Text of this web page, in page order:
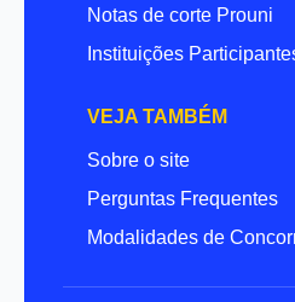
Notas de corte Prouni
Instituições
VEJA TAMBÉM
Sobre o site
Perguntas Frequentes
Modalidades de